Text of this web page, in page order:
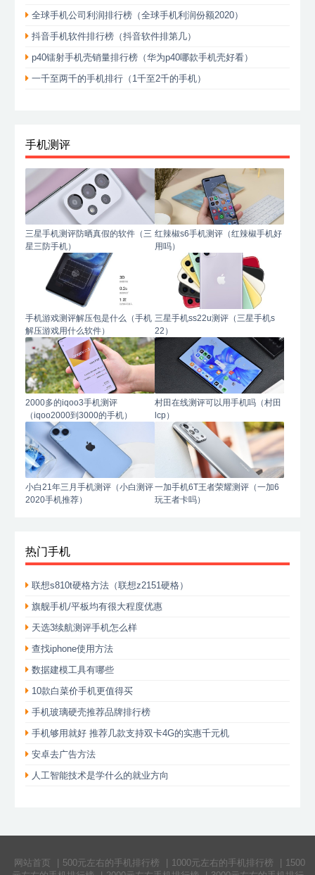
全球手机公司利润排行榜（全球手机利润份额2020）
抖音手机软件排行榜（抖音软件排第几）
p40镭射手机壳销量排行榜（华为p40哪款手机壳好看）
一千至两千的手机排行（1千至2千的手机）
手机测评
三星手机测评防晒真假的软件（三
星三防手机）
红辣椒s6手机测评（红辣椒手机好
用吗）
手机游戏测评解压包是什么（手机
解压游戏用什么软件）
三星手机ss22u测评（三星手机s
22）
2000多的iqoo3手机测评
（iqoo2000到3000的手机）
村田在线测评可以用手机吗（村田
lcp）
小白21年三月手机测评（小白测评
2020手机推荐）
一加手机6T王者荣耀测评（一加6
玩王者卡吗）
热门手机
联想s810t硬格方法（联想z2151硬格）
旗舰手机/平板均有很大程度优惠
天选3续航测评手机怎么样
查找iphone使用方法
数据建模工具有哪些
10款白菜价手机更值得买
手机玻璃硬壳推荐品牌排行榜
手机够用就好 推荐几款支持双卡4G的实惠千元机
安卓去广告方法
人工智能技术是学什么的就业方向
网站首页 500元左右的手机排行榜 1000元左右的手机排行榜
1500